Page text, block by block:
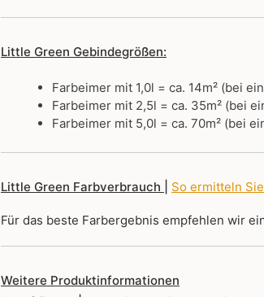
Little Green Gebindegrößen:
Farbeimer mit 1,0l = ca. 14m² (bei
Farbeimer mit 2,5l = ca. 35m² (bei
Farbeimer mit 5,0l = ca. 70m² (bei
Little Green Farbverbrauch | So ermitteln
Für das beste Farbergebnis empfehlen wir
Weitere Produktinformationen